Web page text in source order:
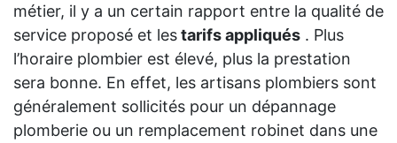
métier, il y a un certain rapport entre la qualité de
service proposé et lestarifs appliqués . Plus
l’horaire plombier est élevé, plus la prestation
sera bonne. En effet, les artisans plombiers sont
généralement sollicités pour un dépannage
plomberie ou un remplacement robinet dans une